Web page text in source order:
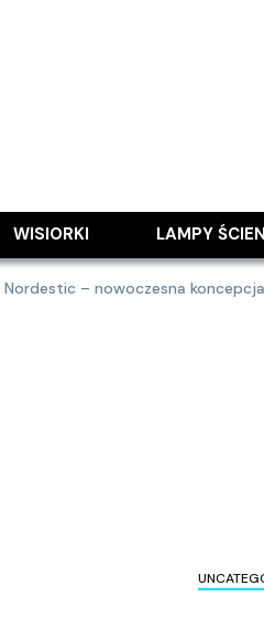
WISIORKI LAMPY
Nordestic – nowoczesna